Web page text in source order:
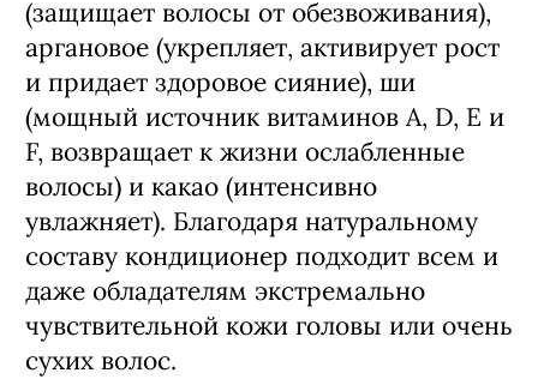
(защищает волосы от обезвоживания),
аргановое (укрепляет, активирует рост
и придает здоровое сияние), ши
(мощный источник витаминов A, D, E и
F, возвращает к жизни ослабленные
волосы) и какао (интенсивно
увлажняет). Благодаря натуральному
составу кондиционер подходит всем и
даже обладателям экстремально
чувствительной кожи головы или очень
сухих волос.